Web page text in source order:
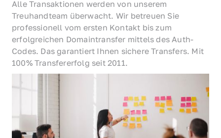
Alle Transaktionen werden von unserem
Treuhandteam überwacht. Wir betreuen Sie
professionell vom ersten Kontakt bis zum
erfolgreichen Domaintransfer mittels des Auth-
Codes. Das garantiert Ihnen sichere Transfers. Mit
100% Transfererfolg seit 2011.